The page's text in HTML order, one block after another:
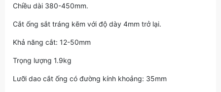
Chiều dài 380-450mm.
Cắt ống sắt tráng kẽm với độ dày 4mm trở lại.
Khả năng cắt: 12-50mm
Trọng lượng 1.9kg
Lưỡi dao cắt ống có đường kính khoảng: 35mm